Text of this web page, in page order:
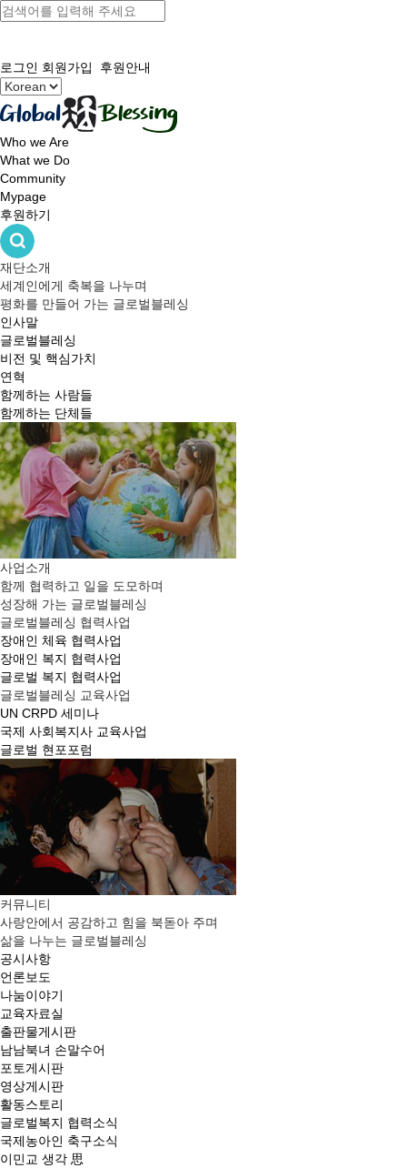
로그인 회원가입 후원안내
Who we Are
What we Do
Community
Mypage
후원하기
재단소개
세계인에게 축복을 나누며
평화를 만들어 가는 글로벌블레싱
인사말
글로벌블레싱
비전 및 핵심가치
연혁
함께하는 사람들
함께하는 단체들
사업소개
함께 협력하고 일을 도모하며
성장해 가는 글로벌블레싱
글로벌블레싱 협력사업
장애인 체육 협력사업
장애인 복지 협력사업
글로벌 복지 협력사업
글로벌블레싱 교육사업
UN CRPD 세미나
국제 사회복지사 교육사업
글로벌 현포포럼
커뮤니티
사랑안에서 공감하고 힘을 북돋아 주며
삶을 나누는 글로벌블레싱
공시사항
언론보도
나눔이야기
교육자료실
출판물게시판
남남북녀 손말수어
포토게시판
영상게시판
활동스토리
글로벌복지 협력소식
국제농아인 축구소식
이민교 생각 思